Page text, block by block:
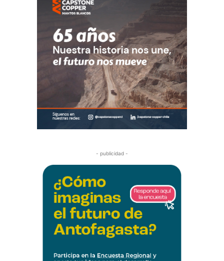
- publicidad -